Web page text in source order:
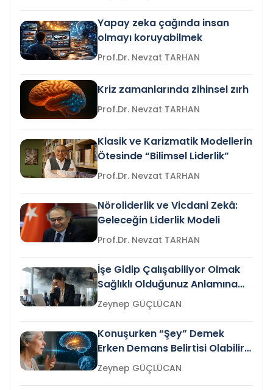
Yapay zeka çağında insan
olmayı koruyabilmek
Prof.Dr. Nevzat TARHAN
Kriz zamanlarında zihinsel zırh
Prof.Dr. Nevzat TARHAN
Klasik ve Karizmatik Modellerin
Ötesinde “Bilimsel Liderlik”
Prof.Dr. Nevzat TARHAN
Nöroliderlik ve Vicdani Zekâ:
Geleceğin Liderlik Modeli
Prof.Dr. Nevzat TARHAN
İşe Gidip Çalışabiliyor Olmak
Sağlıklı Olduğunuz Anlamına
Gelir mi?Zeynep GÜÇLÜCAN
Konuşurken “Şey” Demek
Erken Demans Belirtisi Olabilir
mi?
Zeynep GÜÇLÜCAN